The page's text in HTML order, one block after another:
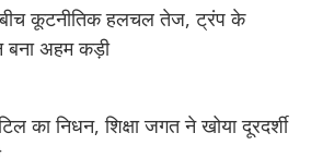
बीच कूटनीतिक हलचल तेज, ट्रंप के
बना अहम कड़ी
का निधन, शिक्षा जगत ने खोया दूरदर्शी